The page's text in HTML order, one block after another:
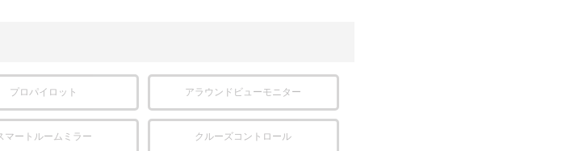
プロパイロット アラウンドビューモニター
マートルームミラー クルーズコントロール